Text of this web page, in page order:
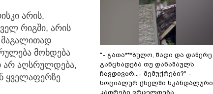
არის,
რიგში, არის
მაგალითად
მოხდება
არ აღსრულდება,
ყველაფერზე
"- გათა***ბულო, წადი და დაწერე
განცხადება თუ დანაშაულს
ჩავდივარ...- მემუქრები?" -
სოციალურ ქსელში სკანდალური
კადრები ვრცელდება